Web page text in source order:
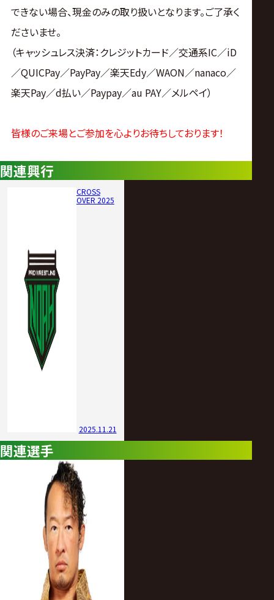
できない場合、現金のみの取り扱いとなります。ご了承く
ださいませ。
（キャッシュレス決済：クレジットカード／交通系IC／iD
／QUICPay／PayPay／楽天Edy／WAON／nanaco／
楽天Pay／d払い／Paypay／au PAY／メルペイ）
皆様のご来場とご参加を心よりお待ちしております！
関連興行
CROSS
OVER 2025
2025.11.21
関連選手